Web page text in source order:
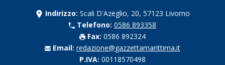
Indirizzo: Scali D'Azeglio, 20, 57123 Livorno
Telefono: 0586 893358
Fax: 0586 892324
Email: redazione@gazzettamarittima.it
P.IVA: 00118570498